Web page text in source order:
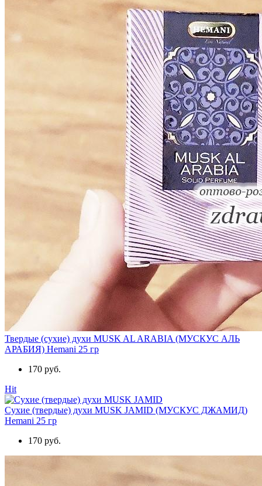
Твердые (сухие) духи MUSK AL ARABIA (МУСКУС АЛЬ
АРАБИЯ) Hemani 25 гр
170 руб.
Hit
Сухие (твердые) духи MUSK JAMID (МУСКУС ДЖАМИД)
Hemani 25 гр
170 руб.